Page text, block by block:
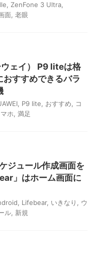
ZenFone 3 Ultra
面 老眼
ェイ） P9 liteは格
すすめできるバラ
P9 lite おすすめ
コ
ホ 満足
ジュール作成画面を
」はホーム画面に
Lifebear, いきなり
ウ
ル 新規